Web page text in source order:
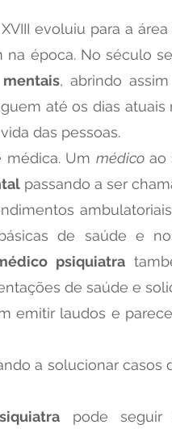
evoluiu para a área
na época. No século
, abrindo
até os dias
das pessoas.
médica. Um médico ao
passando a ser
de saúde e
psiquiatra
de saúde e
emitir laudos e
a solucionar casos
pode seguir